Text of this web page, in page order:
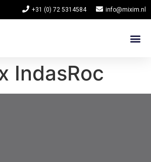
+31 (0) 72 5314584 info@mixim.nl
IndasRoc